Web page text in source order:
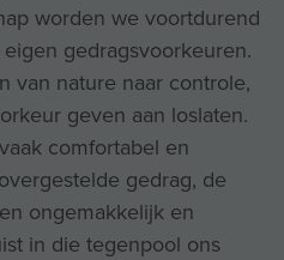
worden we voortdurend
gedragsvoorkeuren.
van nature naar controle,
geven aan loslaten.
comfortabel en
gedrag, de
ongemakkelijk en
in die tegenpool ons